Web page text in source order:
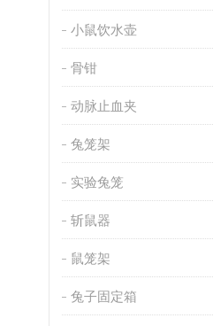
小鼠饮水壶
骨钳
动脉止血夹
兔笼架
实验兔笼
斩鼠器
鼠笼架
兔子固定箱